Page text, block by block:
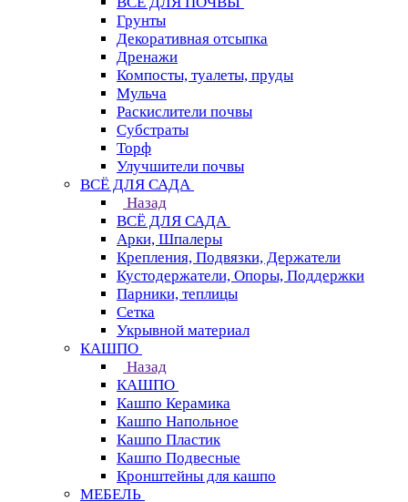
Грунты
Декоративная отсыпка
Дренажи
Компосты, туалеты, пруды
Мульча
Раскислители почвы
Субстраты
Торф
Улучшители почвы
ВСЁ ДЛЯ САДА
Назад
ВСЁ ДЛЯ САДА
Арки, Шпалеры
Крепления, Подвязки, Держатели
Кустодержатели, Опоры, Поддержки
Парники, теплицы
Сетка
Укрывной материал
КАШПО
Назад
КАШПО
Кашпо Керамика
Кашпо Напольное
Кашпо Пластик
Кашпо Подвесные
Кронштейны для кашпо
МЕБЕЛЬ